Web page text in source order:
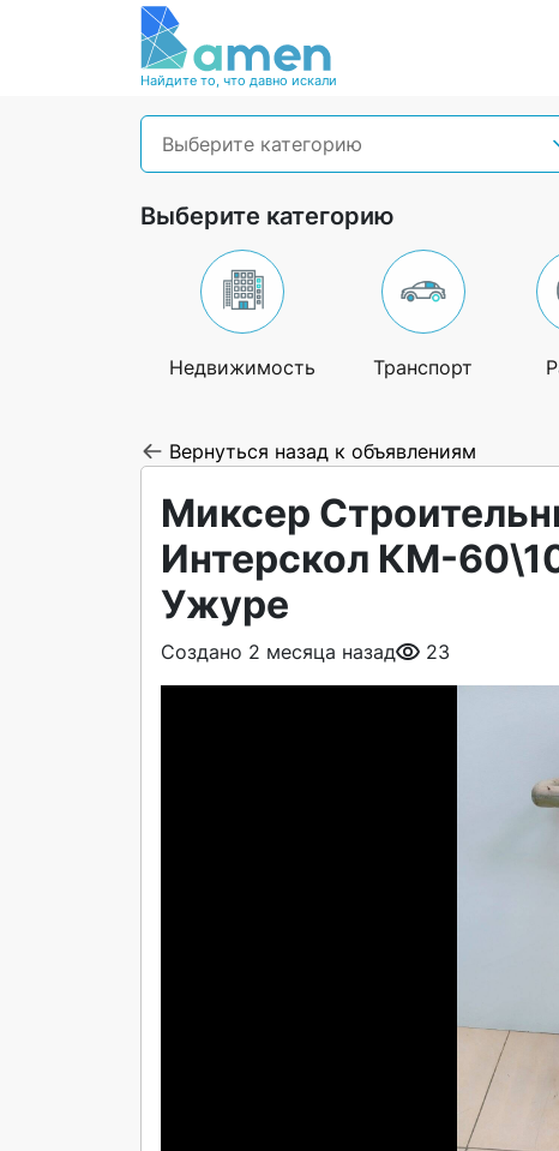
Найдите то, что давно искали
Выберите категорию
Выберите категорию
Недвижимость Транспорт
Вернуться назад к объявлениям
Миксер
Интерскол КМ-
Ужуре
Создано 2 месяца назад 23